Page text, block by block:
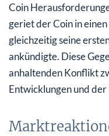
Coin
geriet der Coin in
gleichzeitig seine
ankündigte. Diese
anhaltenden Konflikt
Entwicklungen und